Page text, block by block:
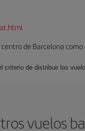
de Barcelona
de distribuir los
vuelos